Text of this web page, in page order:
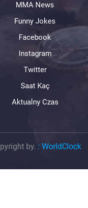
MMA News
Funny Jokes
Facebook
Instagram
Twitter
Saat Kaç
Aktualny Czas
by. : WorldClock